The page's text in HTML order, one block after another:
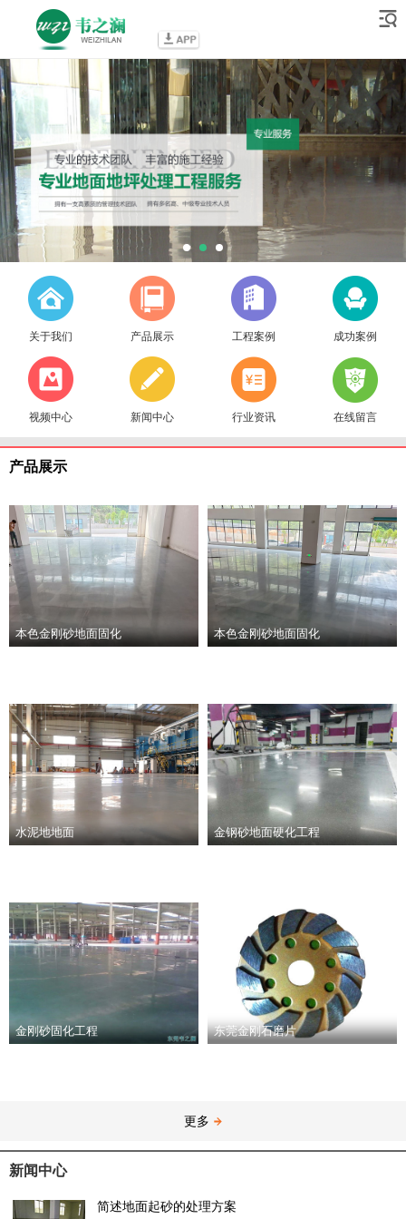
关于我们 产品展示 工程案例 成功案例
视频中心 新闻中心 行业资讯 在线留言
产品展示
本色金刚砂地面固化 本色金刚砂地面固化
水泥地地面 金钢砂地面硬化工程
金刚砂固化工程 东莞金刚石磨片
更多
新闻中心
简述地面起砂的处理方案